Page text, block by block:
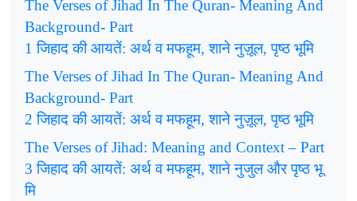
The Verses of Jihad In The Quran- Meaning And
Background- Part
1जिहादकीआयतें: अर्थवमफहूम,शानेनुज़ूल,पृष्ठभूमि
The Verses of Jihad In The Quran- Meaning And
Background- Part
2जिहादकीआयतें: अर्थवमफहूम,शानेनुज़ूल,पृष्ठभूमि
The Verses of Jihad: Meaning and Context – Part
3जिहादकीआयतें: अर्थवमफहूम,शानेनुजुलऔरपृष्ठभू
मि